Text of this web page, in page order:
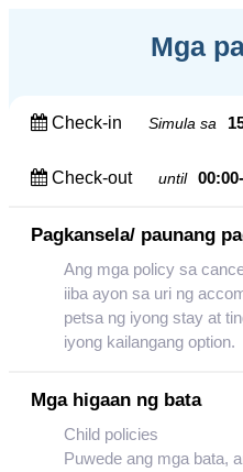
Mga
Check-in Simula sa
Check-out until
Pagkansela/ paunang
Ang mga policy sa
iiba ayon sa uri ng
petsa ng iyong stay at
iyong kailangang option.
Mga higaan ng bata
Child policies
Puwede ang mga bata,